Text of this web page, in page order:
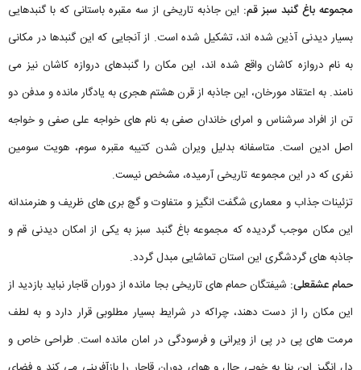
مجموعه باغ گنبد سبز قم: این جاذبه تاریخی از سه مقبره باستانی که با گنبدهایی
بسیار دیدنی آذین شده اند، تشکیل شده است. از آنجایی که این گنبدها در مکانی
به نام دروازه کاشان واقع شده اند، این مکان را گنبدهای دروازه کاشان نیز می
نامند. به اعتقاد مورخان، این جاذبه از قرن هشتم هجری به یادگار مانده و مدفن دو
تن از افراد سرشناس و امرای خاندان صفی به نام های خواجه علی صفی و خواجه
اصل ادین است. متاسفانه بدلیل ویران شدن کتیبه مقبره سوم، هویت سومین
نفری که در این مجموعه تاریخی آرمیده، مشخص نیست.
تزئینات جذاب و معماری شگفت انگیز و متفاوت و گچ بری های ظریف و هنرمندانه
این مکان موجب گردیده که مجموعه باغ گنبد سبز به یکی از امکان دیدنی قم و
جاذبه های گردشگری این استان تماشایی مبدل گردد.
حمام عشقعلی: شیفتگان حمام های تاریخی بجا مانده از دوران قاجار نباید بازدید از
این مکان را از دست دهند، چراکه در شرایط بسیار مطلوبی قرار دارد و به لطف
مرمت های پی در پی از ویرانی و فرسودگی در امان مانده است. طراحی خاص و